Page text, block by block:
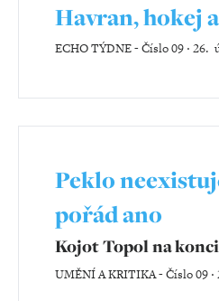
Havran, hokej
ECHO TÝDNE-Číslo 09 ‧ 26.
Peklo
pořád ano
Kojot Topol na
UMĚNÍ A KRITIKA-Číslo 09